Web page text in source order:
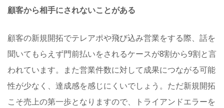
顧客から相手にされないことがある
顧客の新規開拓でテレアポや飛び込み営業をする際、話を
聞いてもらえず門前払いをされるケースが8割から9割と言
われています。また営業件数に対して成果につながる可能
性が少なく、達成感を感じにくいでしょう。ただ新規開拓
こそ売上の第一歩となりますので、トライアンドエラーを